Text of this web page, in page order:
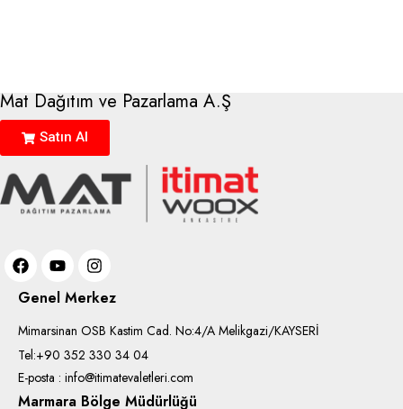
Mat Dağıtım ve Pazarlama A.Ş
Satın Al
Genel Merkez
Mimarsinan OSB Kastim Cad. No:4/A Melikgazi/KAYSERİ
Tel:+90 352 330 34 04
E-posta : info@itimatevaletleri.com
Marmara Bölge Müdürlüğü